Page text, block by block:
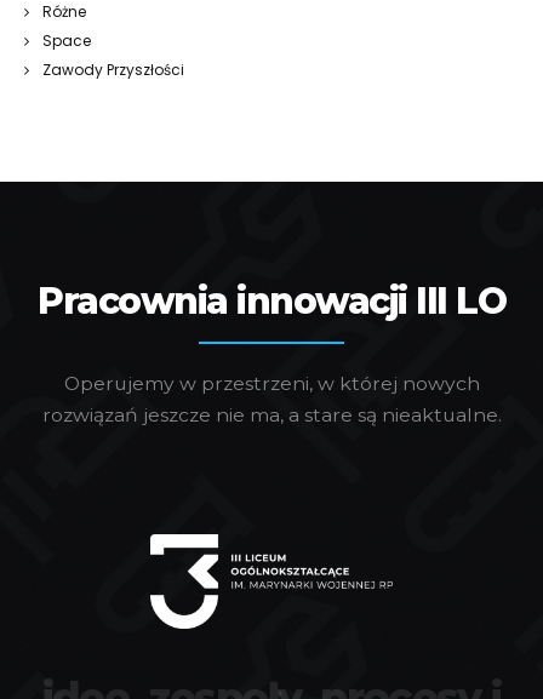
Różne
Space
Zawody Przyszłości
Pracownia innowacji III LO
Operujemy w przestrzeni, w której nowych
rozwiązań jeszcze nie ma, a stare są nieaktualne.